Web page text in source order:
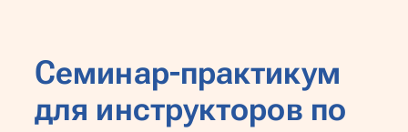
Семинар-практикум
для инструкторов по